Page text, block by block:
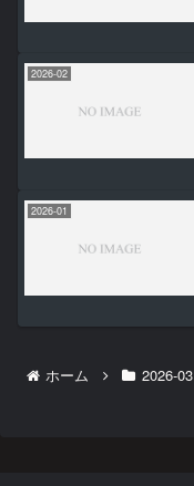
2026-02
2026-01
ホーム 2026-03